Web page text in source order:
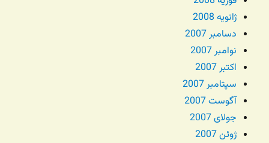
ژانویه 2008
دسامبر 2007
نوامبر 2007
اکتبر 2007
سپتامبر 2007
آگوست 2007
جولای 2007
ژوئن 2007